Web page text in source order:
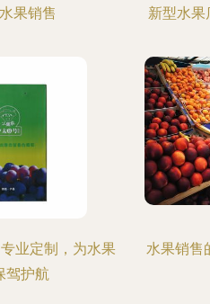
果销售
新型水
业定制，为水果
驾护航
水果销售